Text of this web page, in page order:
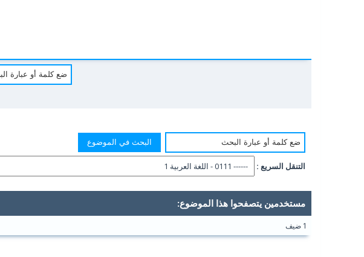
التنقل السريع :
مستخدمين يتصفحوا هذا الموضوع:
1 ضيف